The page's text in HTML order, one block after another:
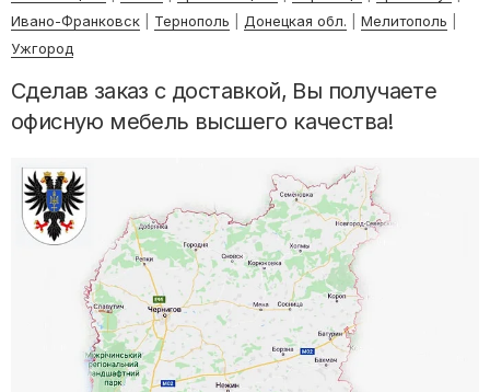
Ивано-Франковск
Тернополь Донецкая обл. Мелитополь
Ужгород
Сделав заказ с доставкой, Вы получаете
офисную мебель высшего качества!